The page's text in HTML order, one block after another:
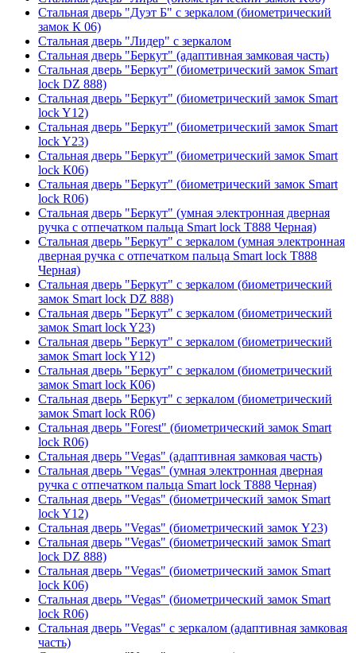
Стальная дверь "Дуэт Б" с зеркалом (биометрический
замок К 06)
Стальная дверь "Лидер" с зеркалом
Стальная дверь "Беркут" (адаптивная замковая часть)
Стальная дверь "Беркут" (биометрический замок Smart
lock DZ 888)
Стальная дверь "Беркут" (биометрический замок Smart
lock Y12)
Стальная дверь "Беркут" (биометрический замок Smart
lock Y23)
Стальная дверь "Беркут" (биометрический замок Smart
lock К06)
Стальная дверь "Беркут" (биометрический замок Smart
lock R06)
Стальная дверь "Беркут" (умная электронная дверная
ручка с отпечатком пальца Smart lock T888 Черная)
Стальная дверь "Беркут" с зеркалом (умная электронная
дверная ручка с отпечатком пальца Smart lock T888
Черная)
Стальная дверь "Беркут" с зеркалом (биометрический
замок Smart lock DZ 888)
Стальная дверь "Беркут" с зеркалом (биометрический
замок Smart lock Y23)
Стальная дверь "Беркут" с зеркалом (биометрический
замок Smart lock Y12)
Стальная дверь "Беркут" с зеркалом (биометрический
замок Smart lock К06)
Стальная дверь "Беркут" с зеркалом (биометрический
замок Smart lock R06)
Стальная дверь "Forest" (биометрический замок Smart
lock R06)
Стальная дверь "Vegas" (адаптивная замковая часть)
Стальная дверь "Vegas" (умная электронная дверная
ручка с отпечатком пальца Smart lock T888 Черная)
Стальная дверь "Vegas" (биометрический замок Smart
lock Y12)
Стальная дверь "Vegas" (биометрический замок Y23)
Стальная дверь "Vegas" (биометрический замок Smart
lock DZ 888)
Стальная дверь "Vegas" (биометрический замок Smart
lock К06)
Стальная дверь "Vegas" (биометрический замок Smart
lock R06)
Стальная дверь "Vegas" с зеркалом (адаптивная замковая
часть)